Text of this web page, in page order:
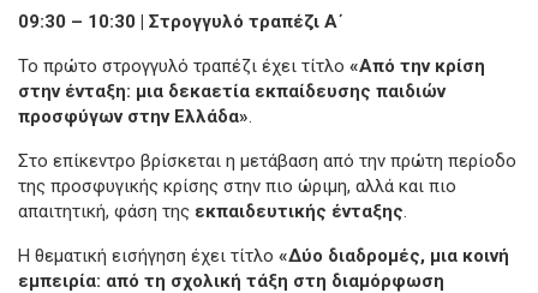
09:30 – 10:30 | Στρογγυλό τραπέζι Α΄
Το πρώτο στρογγυλό τραπέζι έχει τίτλο «Από την κρίση
στην ένταξη: μια δεκαετία εκπαίδευσης παιδιών
προσφύγων στην Ελλάδα»
Στο επίκεντρο βρίσκεται η μετάβαση από την πρώτη περίοδο
της προσφυγικής κρίσης στην πιο ώριμη, αλλά και πιο
απαιτητική, φάση της εκπαιδευτικής ένταξης
Η θεματική εισήγηση έχει τίτλο «Δύο διαδρομές, μια κοινή
εμπειρία: από τη σχολική τάξη στη διαμόρφωση